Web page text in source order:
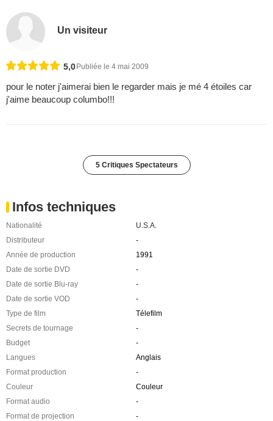
Un visiteur
5,0 Publiée le 4 mai 2009
pour le noter j'aimerai bien le regarder mais je mé 4 étoiles car
j'aime beaucoup columbo!!!
5 Critiques Spectateurs
Infos techniques
Nationalité
U.S.A.
Distributeur
-
Année de production
1991
Date de sortie DVD
-
Date de sortie Blu-ray
-
Date de sortie VOD
-
Type de film
Télefilm
Secrets de tournage
-
Budget
-
Langues
Anglais
Format production
-
Couleur
Couleur
Format audio
-
Format de projection
-